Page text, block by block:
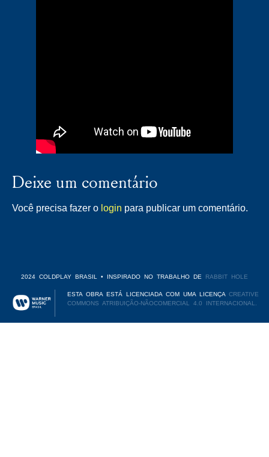
Deixe um comentário
Você precisa fazer o login para publicar um comentário.
2024 COLDPLAY BRASIL • INSPIRADO NO TRABALHO DE RABBIT HOLE
ESTA OBRA ESTÁ LICENCIADA COM UMA LICENÇACREATIVE
COMMONS ATRIBUIÇÃO-NÃOCOMERCIAL 4.0 INTERNACIONAL.